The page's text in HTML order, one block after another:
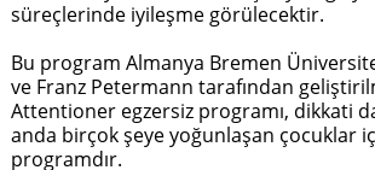
süreçlerinde iyileşme görülecektir.
Bu program Almanya Bremen
ve Franz Petermann tarafından
Attentioner egzersiz programı, dikkati
anda birçok şeye yoğunlaşan çocuklar
programdır.